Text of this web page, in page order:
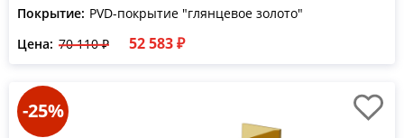
Покрытие: PVD-покрытие "глянцевое золото"
Цена: 70 110 ₽ 52 583 ₽
-25%